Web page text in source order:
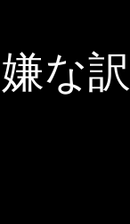
な